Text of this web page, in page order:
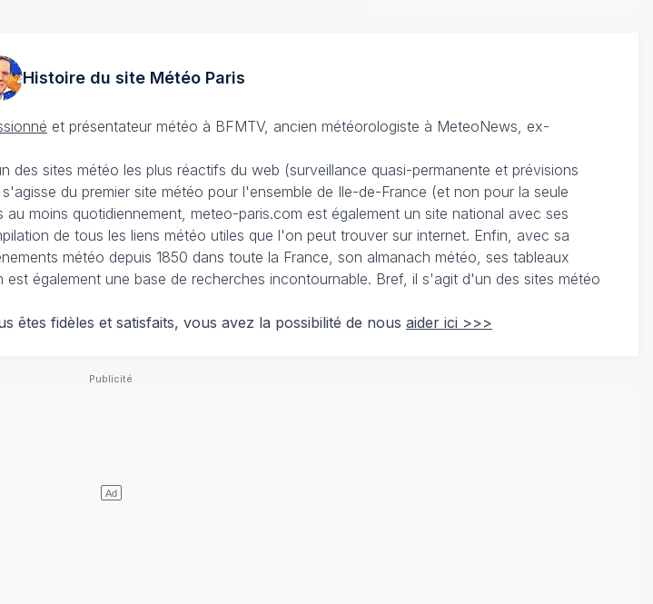
Histoire du site MétéoParis
et présentateur météo à BFMTV, ancien météorologiste à MeteoNews, ex-
sites météo les plus réactifs du web (surveillance quasi-permanente et prévisions
du premier site météo pour l'ensemble de Ile-de-France (et non pour la seule
au moins quotidiennement, meteo-paris.com est également un site national avec ses
de tous les liens météo utiles que l'on peut trouver sur internet. Enfin, avec sa
météo depuis 1850 dans toute la France, son almanach météo, ses tableaux
également une base de recherches incontournable. Bref, il s'agit d'un des sites météo
êtes fidèles et satisfaits, vous avez la possibilité de nous aider ici >>>